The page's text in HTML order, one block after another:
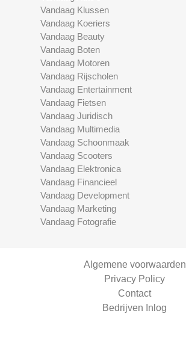
Vandaag Klussen
Vandaag Koeriers
Vandaag Beauty
Vandaag Boten
Vandaag Motoren
Vandaag Rijscholen
Vandaag Entertainment
Vandaag Fietsen
Vandaag Juridisch
Vandaag Multimedia
Vandaag Schoonmaak
Vandaag Scooters
Vandaag Elektronica
Vandaag Financieel
Vandaag Development
Vandaag Marketing
Vandaag Fotografie
Algemene voorwaarden
Privacy Policy
Contact
Bedrijven Inlog